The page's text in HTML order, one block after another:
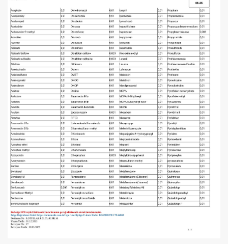
×
BU HAFTANIN PLANLI İNDİRİMİ
2320,00 TL
2100,00 TL
Sızma Zeytinyağı
(2025 Yeni Hasat,
Güney Ege, 5 Litre) -
AtcaNova
SEPETE EKLE